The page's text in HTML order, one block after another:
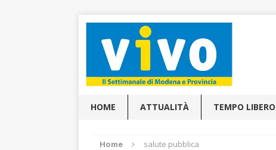
HOME ATTUALITÀ TEMPO LIBERO
Home salute pubblica